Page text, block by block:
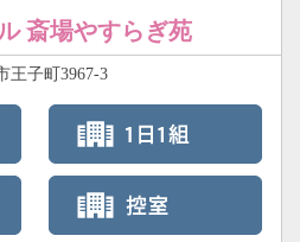
斎場やすらぎ苑
王子町3967-3